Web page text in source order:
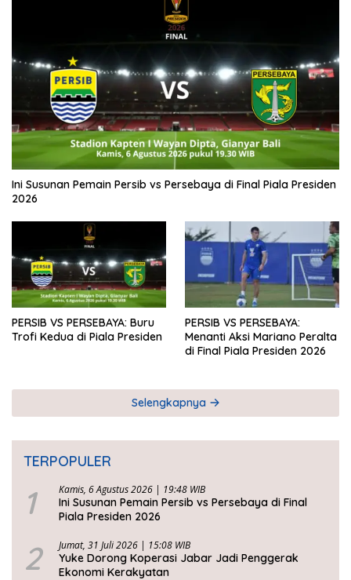
Ini Susunan Pemain Persib vs Persebaya di Final Piala Presiden
2026
PERSIB VS PERSEBAYA: Buru
Trofi Kedua di Piala Presiden
PERSIB VS PERSEBAYA:
Menanti Aksi Mariano Peralta
di Final Piala Presiden 2026
Selengkapnya
TERPOPULER
1 Kamis, 6 Agustus 2026 | 19:48 WIB
Ini Susunan Pemain Persib vs Persebaya di Final
Piala Presiden 2026
2 Jumat, 31 Juli 2026 | 15:08 WIB
Yuke Dorong Koperasi Jabar Jadi Penggerak
Ekonomi Kerakyatan